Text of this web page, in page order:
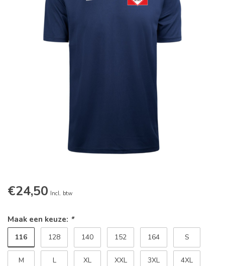
€24,50 Incl. btw
Maak een keuze: *
116 128 140 152 164 S
M L XL XXL 3XL 4XL